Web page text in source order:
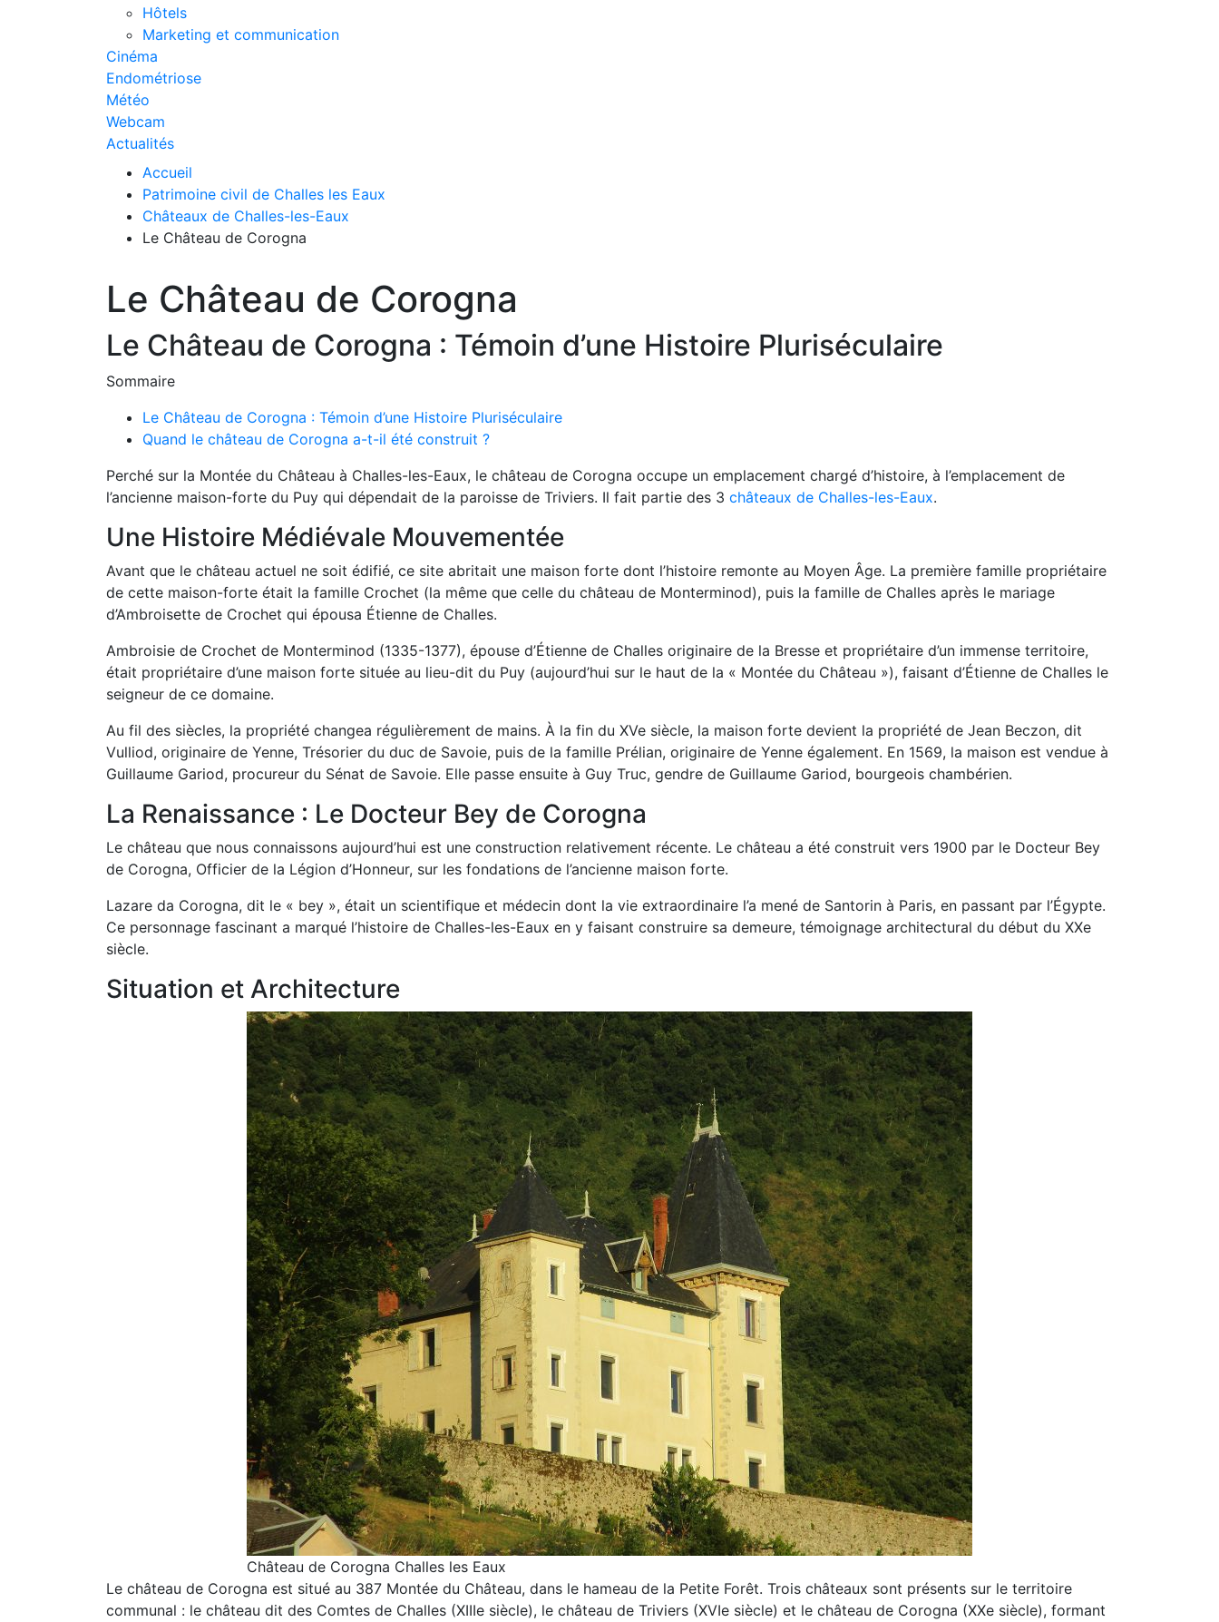
Hôtels
Marketing et communication
Cinéma
Endométriose
Météo
Webcam
Actualités
Accueil
Patrimoine civil de Challes les Eaux
Châteaux de Challes-les-Eaux
Le Château de Corogna
Le Château de Corogna
Le Château de Corogna : Témoin d’une Histoire Pluriséculaire
Sommaire
Le Château de Corogna : Témoin d’une Histoire Pluriséculaire
Quand le château de Corogna a-t-il été construit ?
Perché sur la Montée du Château à Challes-les-Eaux, le château de Corogna occupe un emplacement chargé d’histoire, à l’emplacement de
l’ancienne maison-forte du Puy qui dépendait de la paroisse de Triviers. Il fait partie des 3 châteaux de Challes-les-Eaux.
Une Histoire Médiévale Mouvementée
Avant que le château actuel ne soit édifié, ce site abritait une maison forte dont l’histoire remonte au Moyen Âge. La première famille propriétaire
de cette maison-forte était la famille Crochet (la même que celle du château de Monterminod), puis la famille de Challes après le mariage
d’Ambroisette de Crochet qui épousa Étienne de Challes.
Ambroisie de Crochet de Monterminod (1335-1377), épouse d’Étienne de Challes originaire de la Bresse et propriétaire d’un immense territoire,
était propriétaire d’une maison forte située au lieu-dit du Puy (aujourd’hui sur le haut de la « Montée du Château »), faisant d’Étienne de Challes le
seigneur de ce domaine.
Au fil des siècles, la propriété changea régulièrement de mains. À la fin du XVe siècle, la maison forte devient la propriété de Jean Beczon, dit
Vulliod, originaire de Yenne, Trésorier du duc de Savoie, puis de la famille Prélian, originaire de Yenne également. En 1569, la maison est vendue à
Guillaume Gariod, procureur du Sénat de Savoie. Elle passe ensuite à Guy Truc, gendre de Guillaume Gariod, bourgeois chambérien.
La Renaissance : Le Docteur Bey de Corogna
Le château que nous connaissons aujourd’hui est une construction relativement récente. Le château a été construit vers 1900 par le Docteur Bey
de Corogna, Officier de la Légion d’Honneur, sur les fondations de l’ancienne maison forte.
Lazare da Corogna, dit le « bey », était un scientifique et médecin dont la vie extraordinaire l’a mené de Santorin à Paris, en passant par l’Égypte.
Ce personnage fascinant a marqué l’histoire de Challes-les-Eaux en y faisant construire sa demeure, témoignage architectural du début du XXe
siècle.
Situation et Architecture
Château de Corogna Challes les Eaux
Le château de Corogna est situé au 387 Montée du Château, dans le hameau de la Petite Forêt. Trois châteaux sont présents sur le territoire
communal : le château dit des Comtes de Challes (XIIIe siècle), le château de Triviers (XVIe siècle) et le château de Corogna (XXe siècle), formant